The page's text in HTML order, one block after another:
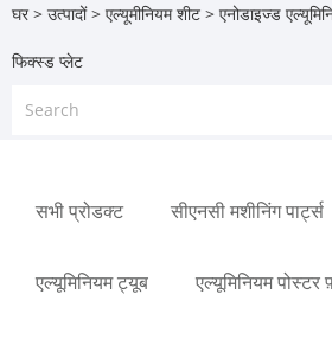
घर > उत्पादों> एल्यूमीनियम शीट > एनोडाइज्ड
फिक्स्ड प्लेट
सभी प्रोडक्ट सीएनसी मशीनिंग पार्ट्स
एल्यूमिनियम ट्यूब एल्यूमिनियम पोस्टर